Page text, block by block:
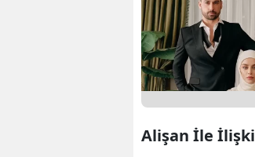
Alişan İle